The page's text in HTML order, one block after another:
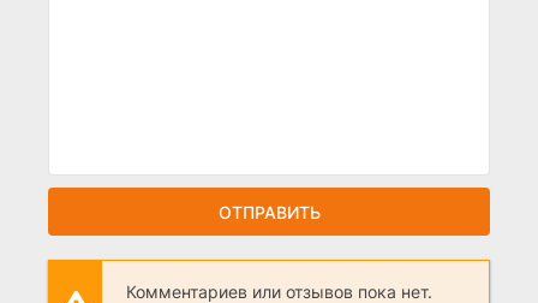
ОТПРАВИТЬ
Комментариев или отзывов пока нет.